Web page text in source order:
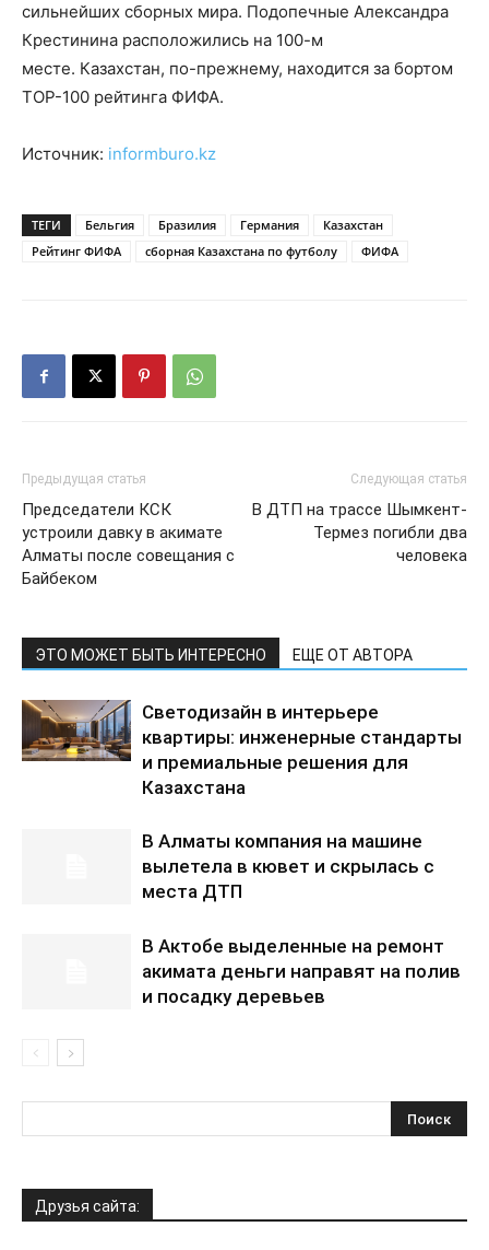
сильнейших сборных мира. Подопечные Александра
Крестинина расположились на 100-м
месте. Казахстан, по-прежнему, находится за бортом
TOP-100 рейтинга ФИФА.
Источник: informburo.kz
ТЕГИ Бельгия Бразилия Германия
Казахстан
Рейтинг ФИФА
сборная Казахстана по футболу ФИФА
Предыдущая статья
Председатели КСК
устроили давку в акимате
Алматы после совещания с
Байбеком
Следующая статья
В ДТП на трассе Шымкент-
Термез погибли два
человека
ЭТО МОЖЕТ БЫТЬ ИНТЕРЕСНО ЕЩЕ ОТ АВТОРА
Светодизайн в интерьере
квартиры: инженерные стандарты
и премиальные решения для
Казахстана
В Алматы компания на машине
вылетела в кювет и скрылась с
места ДТП
В Актобе выделенные на ремонт
акимата деньги направят на полив
и посадку деревьев
Друзья сайта: